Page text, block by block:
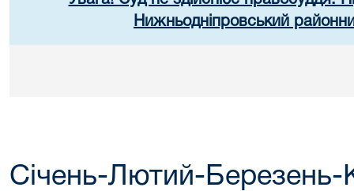
Нижньодніпровський
Січень-Лютий-Березень-